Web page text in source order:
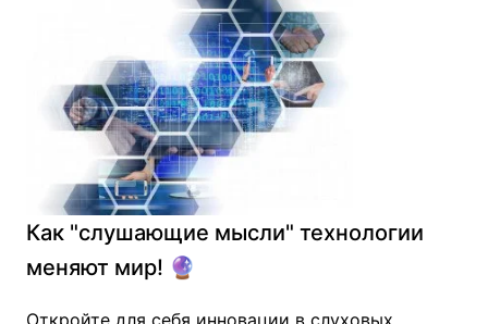
Как "слушающие мысли" технологии
меняют мир! 🔮
Откройте для себя инновации в слуховых